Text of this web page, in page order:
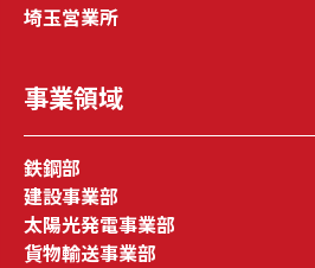
埼玉営業所
事業領域
鉄鋼部
建設事業部
太陽光発電事業部
貨物輸送事業部